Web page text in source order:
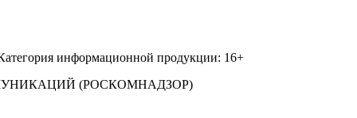
информационной продукции: 16+
(РОСКОМНАДЗОР)